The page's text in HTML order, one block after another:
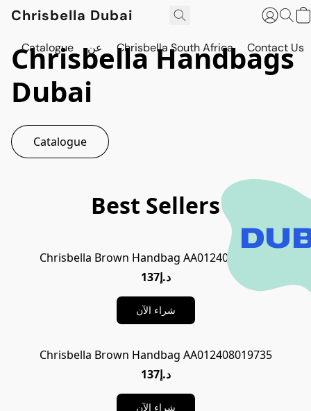
Chrisbella Dubai
Catalogue عن Chrisbella South Africa Contact Us
Chrisbella Handbags
Dubai
Catalogue
Best Sellers
Chrisbella Brown Handbag AA012408019735
د.إ137
شراء الآن
Chrisbella Brown Handbag AA012408019735
د.إ137
شراء الآن